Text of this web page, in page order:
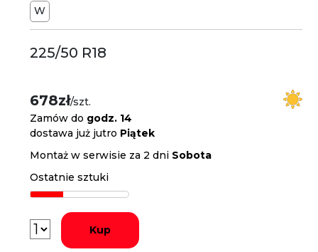
W
225/50 R18
678zł/szt.
Zamów do godz. 14
dostawa już jutro Piątek
Montaż w serwisie za 2 dni Sobota
Ostatnie sztuki
Kup